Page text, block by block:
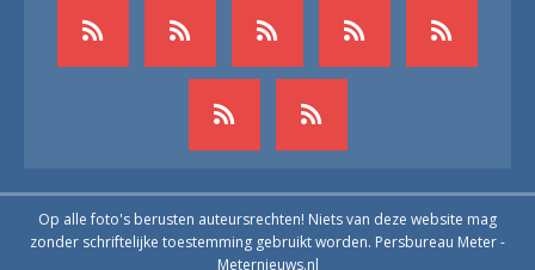
Op alle foto's berusten auteursrechten! Niets van deze website mag
zonder schriftelijke toestemming gebruikt worden. Persbureau Meter -
Meternieuws.nl